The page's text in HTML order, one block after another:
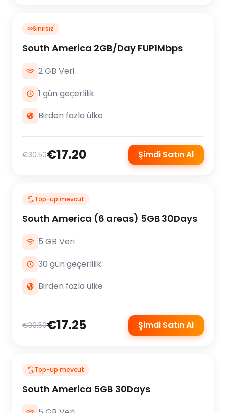
∞Sınırsız
South America 2GB/Day FUP1Mbps
2 GB Veri
1 gün geçerlilik
Birden fazla ülke
€30.50€17.20 Şimdi Satın Al
Top-up mevcut
South America (6 areas) 5GB 30Days
5 GB Veri
30 gün geçerlilik
Birden fazla ülke
€30.50€17.25 Şimdi Satın Al
Top-up mevcut
South America 5GB 30Days